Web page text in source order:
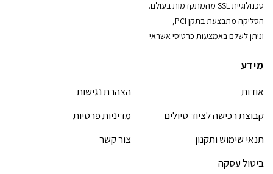
טכנולוגיית SSL מהמתקדמות בעולם.
הסליקה מתבצעת בתקן PCI,
וניתן לשלם באמצעות כרטיסי אשראי
מידע
אודות
קבוצת רכישה לציוד טיולים
תנאי שימוש ותקנון
ביטול עסקה
הצהרת נגישות
מדיניות פרטיות
צור קשר